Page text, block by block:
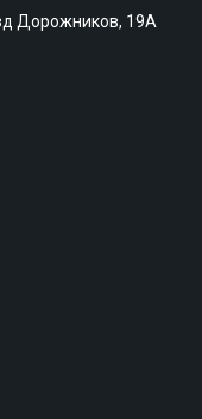
Дорожников, 19А